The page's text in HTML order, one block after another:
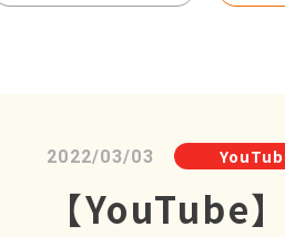
2022/03/03
【YouTube